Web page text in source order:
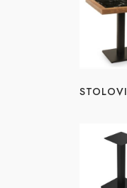
STOLOVI